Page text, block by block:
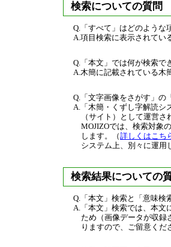
検索についての質問
Q.「すべて」はどのような
A.項目検索に表示されてい
Q.「本文」では何が検索で
A.木簡に記載されている木
Q.「文字画像をさがす」の
A.「木簡・くずし字解読シ
（サイト）として運営
MOJIZOでは、検索対象
します。（詳しくはこち
システム上、別々に運用
検索結果についての
Q.「本文」検索と「意味検
A.「本文」検索では、本文
ため（画像データが収録
りますので、ご留意くだ